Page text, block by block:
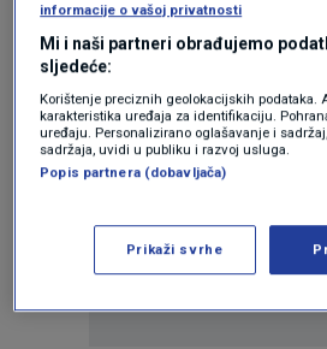
informacije o vašoj privatnosti
Mi i naši partneri obrađujemo
sljedeće:
Korištenje preciznih geolokacijskih podataka.
karakteristika uređaja za identifikaciju.
uređaju. Personalizirano oglašavanje i
sadržaja, uvidi u publiku i razvoj usluga.
Popis partnera (dobavljača)
Prikaži svrhe